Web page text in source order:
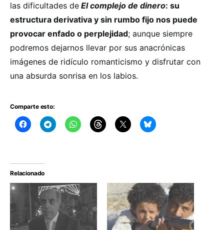
las dificultades de El complejo de dinero: su
estructura derivativa y sin rumbo fijo nos puede
provocar enfado o perplejidad; aunque siempre
podremos dejarnos llevar por sus anacrónicas
imágenes de ridículo romanticismo y disfrutar con
una absurda sonrisa en los labios.
Comparte esto:
Relacionado